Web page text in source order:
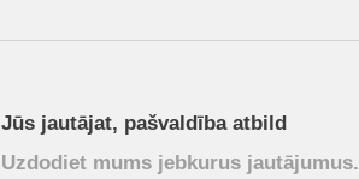
Jūs jautājat, pašvaldība atbild
Uzdodiet mums jebkurus jautājumus.